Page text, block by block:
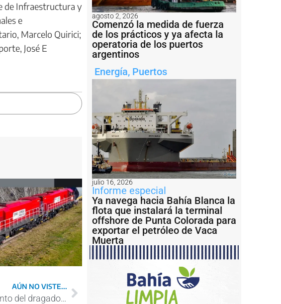
de Infraestructura y
e
Marcelo Quirici;
José E
AÚN NO VISTE...
Ya se lleva ejecutado el 25 por ciento del dragado previsto en Mar del Plata
agosto 2, 2026
Comenzó la medida de fuerza
de los prácticos y ya afecta la
operatoria de los puertos
argentinos
Energía, Puertos
julio 16, 2026
Informe especial
Ya navega hacia Bahía Blanca la
flota que instalará la terminal
offshore de Punta Colorada para
exportar el petróleo de Vaca
Muerta